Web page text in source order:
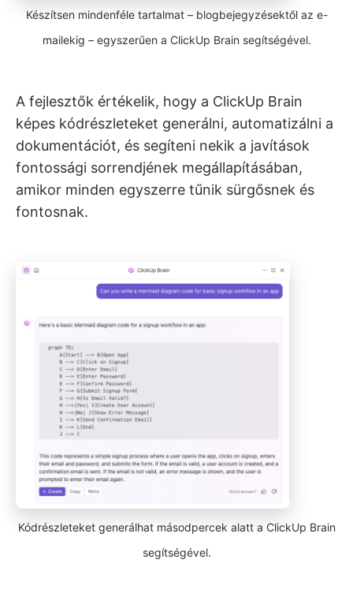
Készítsen mindenféle tartalmat – blogbejegyzésektől az e-
mailekig – egyszerűen a ClickUp Brain segítségével.
A fejlesztők értékelik, hogy a ClickUp Brain
képes kódrészleteket generálni, automatizálni a
dokumentációt, és segíteni nekik a javítások
fontossági sorrendjének megállapításában,
amikor minden egyszerre tűnik sürgősnek és
fontosnak.
Kódrészleteket generálhat másodpercek alatt a ClickUp Brain
segítségével.